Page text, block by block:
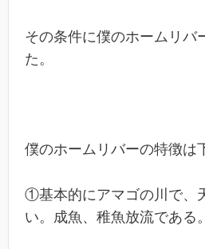
その条件に僕のホームリバ
た。
僕のホームリバーの特徴は
①基本的にアマゴの川で、
い。成魚、稚魚放流である。